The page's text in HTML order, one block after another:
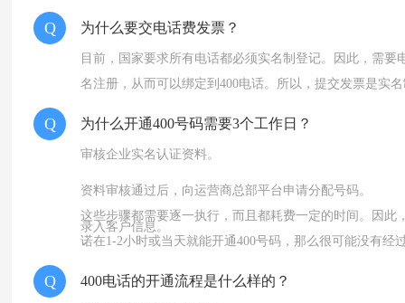
Q 为什么要交电话费发票？
目前，国家要求所有电话都必须实名制登记。因此，需
名注册，从而可以绑定到400电话。所以，提交发票是实
Q 为什么开通400号码需要3个工作日？
审核企业实名认证资料。
资料审核通过后，向运营商总部平台申请分配号码。
录入客户信息。
这些步骤都需要逐一执行，而且都耗费一定的时间。因
诺在1-2小时或当天就能开通400号码，那么很可能没有
Q 400电话的开通流程是什么样的？